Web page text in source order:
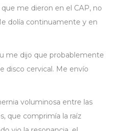
me dieron en el CAP, no
dolía continuamente y en
me dijo que probablemente
disco cervical. Me envío
voluminosa entre las
que comprimía la raíz